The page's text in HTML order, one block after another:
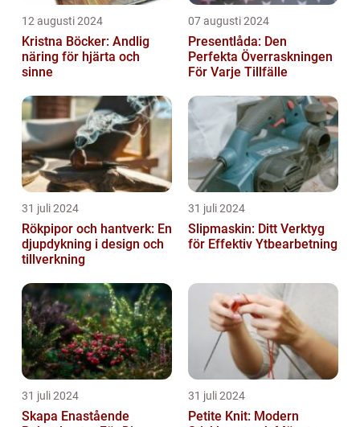
12 augusti 2024
Kristna Böcker: Andlig
näring för hjärta och
sinne
07 augusti 2024
Presentlåda: Den
Perfekta Överraskningen
För Varje Tillfälle
31 juli 2024
Rökpipor och hantverk: En
djupdykning i design och
tillverkning
31 juli 2024
Slipmaskin: Ditt Verktyg
för Effektiv Ytbearbetning
31 juli 2024
Skapa Enastående
31 juli 2024
Petite Knit: Modern